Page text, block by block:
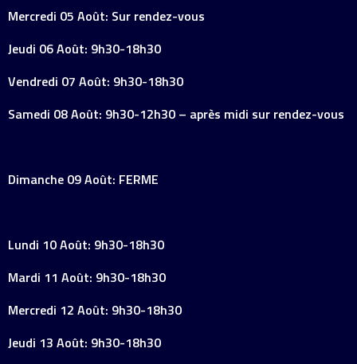
Mercredi 05 Août: Sur rendez-vous
Jeudi 06 Août: 9h30-18h30
Vendredi 07 Août: 9h30-18h30
Samedi 08 Août: 9h30-12h30 – après midi sur rendez-vous
Dimanche 09 Août: FERME
Lundi 10 Août: 9h30-18h30
Mardi 11 Août: 9h30-18h30
Mercredi 12 Août: 9h30-18h30
Jeudi 13 Août: 9h30-18h30